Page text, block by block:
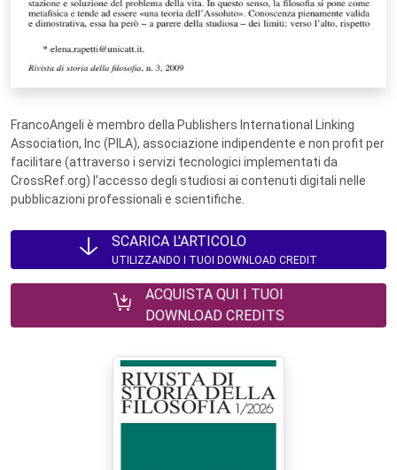
FrancoAngeli è membro della Publishers International Linking
Association, Inc (PILA), associazione indipendente e non profit per
facilitare (attraverso i servizi tecnologici implementati da
CrossRef.org) l’accesso degli studiosi ai contenuti digitali nelle
pubblicazioni professionali e scientifiche.
SCARICA L'ARTICOLO
UTILIZZANDO I TUOI DOWNLOAD CREDIT
ACQUISTA QUI I TUOI
DOWNLOAD CREDITS